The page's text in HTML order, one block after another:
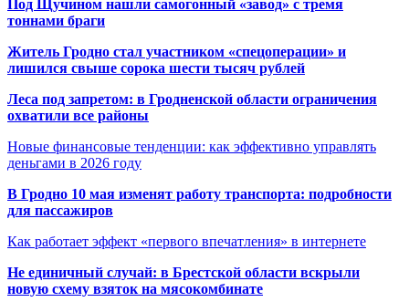
Под Щучином нашли самогонный «завод» с тремя
тоннами браги
Житель Гродно стал участником «спецоперации» и
лишился свыше сорока шести тысяч рублей
Леса под запретом: в Гродненской области ограничения
охватили все районы
Новые финансовые тенденции: как эффективно управлять
деньгами в 2026 году
В Гродно 10 мая изменят работу транспорта: подробности
для пассажиров
Как работает эффект «первого впечатления» в интернете
Не единичный случай: в Брестской области вскрыли
новую схему взяток на мясокомбинате